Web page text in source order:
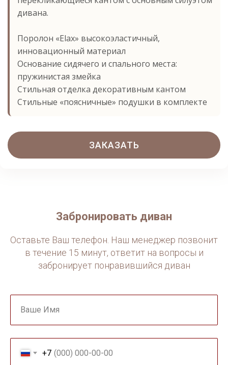
дивана.
Поролон «Elax» высокоэластичный,
инновационный материал
Основание сидячего и спального места:
пружинистая змейка
Стильная отделка декоративным кантом
Стильные «поясничные» подушки в комплекте
ЗАКАЗАТЬ
Забронировать диван
Оставьте Ваш телефон. Наш менеджер позвонит
в течение 15 минут, ответит на вопросы и
забронирует понравившийся диван
Ваше Имя
+7